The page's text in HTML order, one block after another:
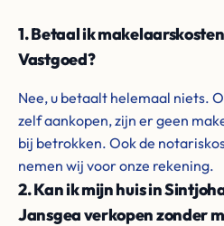
1. Betaal ik
Vastgoed?
Nee, u betaalt helemaal niets.
zelf aankopen, zijn er geen
bij betrokken. Ook de
nemen wij voor onze rekening.
2. Kan ik mijn huis in
Jansgea verkopen zonder